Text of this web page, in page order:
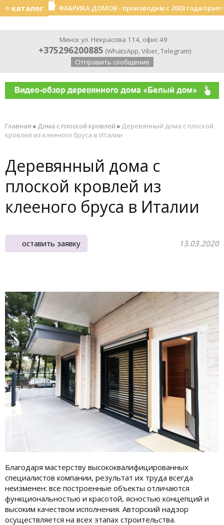
≡ каталог ФАБРИКА ДОМОВ - производим с 2003 года/span>
Минск ул. Некрасова 114, офис 49
+375296200885 (WhatsApp,Viber,Telegram)
Отправить сообщение
Главная » Дома с плоской кровлей » Деревянный дома с плоской
кровлей из клееного бруса в Италии
Деревянный дома с
плоской кровлей из
клееного бруса в Италии
оставить заявку 13.03.2020
Благодаря мастерству высококвалифицированных
специалистов компании, результат их труда всегда
неизменен: все построенные объекты отличаются
функциональностью и красотой, ясностью концепций и
высоким качеством исполнения. Авторский надзор
осуществляется на всех этапах строительства.